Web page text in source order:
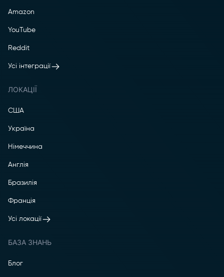
Amazon
YouTube
Reddit
Усі інтеграції
ЛОКАЦІЇ
США
Україна
Німеччина
Англія
Бразилія
Франція
Усі локації
БАЗА ЗНАНЬ
Блог